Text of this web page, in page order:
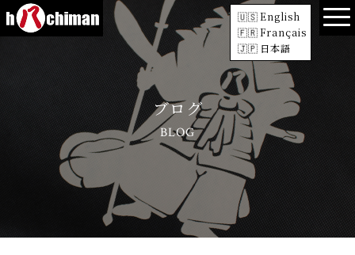
English
Français
日本語
ブログ
BLOG